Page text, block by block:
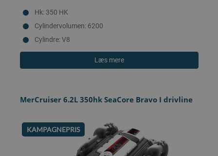
Hk: 350 HK
Cylindervolumen: 6200
Cylindre: V8
Læs mere
MerCruiser 6.2L 350hk SeaCore Bravo I drivline
KAMPAGNEPRIS